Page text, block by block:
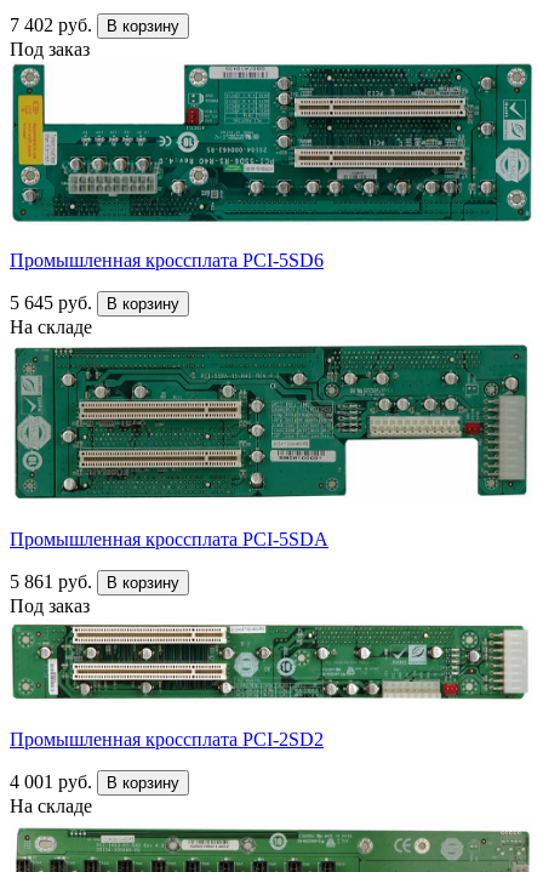
7 402 руб. В корзину
Под заказ
Промышленная кроссплата PCI-5SD6
5 645 руб. В корзину
На складе
Промышленная кроссплата PCI-5SDA
5 861 руб. В корзину
Под заказ
Промышленная кроссплата PCI-2SD2
4 001 руб. В корзину
На складе